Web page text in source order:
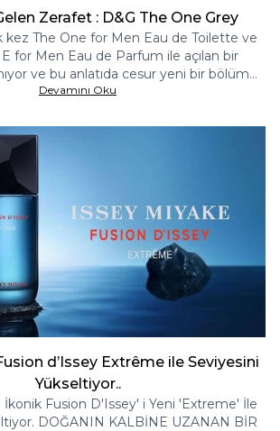
Zerafet : D&G The One Grey
kez The One for Men Eau de Toilette ve
E for Men Eau de Parfum ile açılan bir
ve bu anlatıda cesur yeni bir bölüm
zengin mirasını çizerek çarpıcı bir
şaşırtıcı bir füzyonudur, aromatik kakule,
vetiver ile harmanlanır.
Devamını Oku
d’Issey Extrême ile Seviyesini
Yükseltiyor..
İkonik Fusion D'Issey' i Yeni 'Extreme' İle
DOĞANIN KALBİNE UZANAN BİR